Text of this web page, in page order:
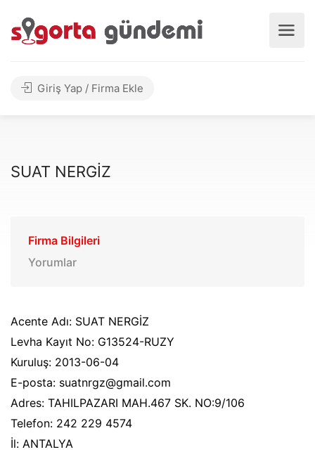
Giriş Yap / Firma Ekle
SUAT NERGİZ
Firma Bilgileri
Yorumlar
Acente Adı: SUAT NERGİZ
Levha Kayıt No: G13524-RUZY
Kuruluş: 2013-06-04
E-posta: suatnrgz@gmail.com
Adres: TAHILPAZARI MAH.467 SK. NO:9/106
Telefon: 242 229 4574
İl: ANTALYA